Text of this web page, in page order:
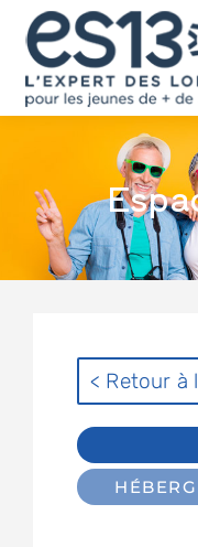
< Retour à